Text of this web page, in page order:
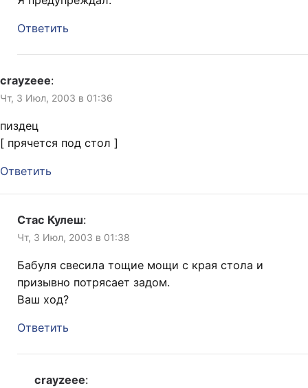
Ответить
crayzeee:
Чт, 3 Июл, 2003 в 01:36
пиздец
[ прячется под стол ]
Ответить
Стас Кулеш:
Чт, 3 Июл, 2003 в 01:38
Бабуля свесила тощие мощи с края стола и
призывно потрясает задом.
Ваш ход?
Ответить
crayzeee: